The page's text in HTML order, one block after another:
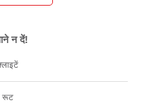
न दें!
रूट